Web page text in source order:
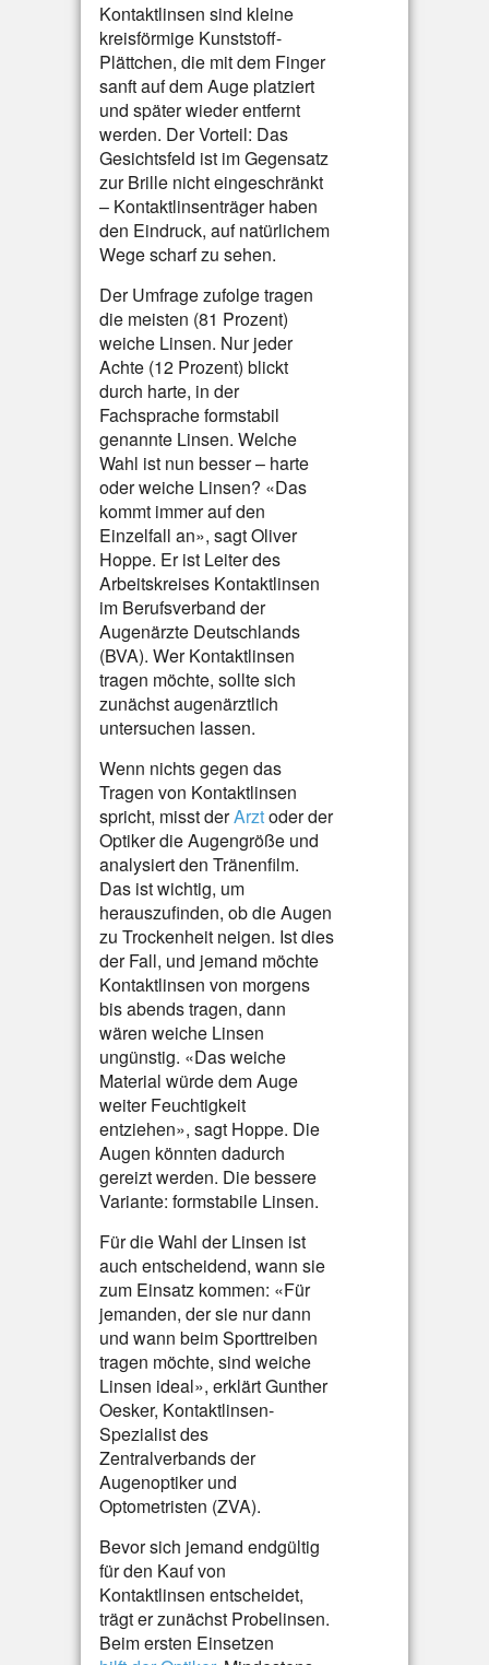
Kontaktlinsen sind kleine
kreisförmige Kunststoff-
Plättchen, die mit dem Finger
sanft auf dem Auge platziert
und später wieder entfernt
werden. Der Vorteil: Das
Gesichtsfeld ist im Gegensatz
zur Brille nicht eingeschränkt
– Kontaktlinsenträger haben
den Eindruck, auf natürlichem
Wege scharf zu sehen.
Der Umfrage zufolge tragen
die meisten (81 Prozent)
weiche Linsen. Nur jeder
Achte (12 Prozent) blickt
durch harte, in der
Fachsprache formstabil
genannte Linsen. Welche
Wahl ist nun besser – harte
oder weiche Linsen? «Das
kommt immer auf den
Einzelfall an», sagt Oliver
Hoppe. Er ist Leiter des
Arbeitskreises Kontaktlinsen
im Berufsverband der
Augenärzte Deutschlands
(BVA). Wer Kontaktlinsen
tragen möchte, sollte sich
zunächst augenärztlich
untersuchen lassen.
Wenn nichts gegen das
Tragen von Kontaktlinsen
spricht, misst derArztoder der
Optiker die Augengröße und
analysiert den Tränenfilm.
Das ist wichtig, um
herauszufinden, ob die Augen
zu Trockenheit neigen. Ist dies
der Fall, und jemand möchte
Kontaktlinsen von morgens
bis abends tragen, dann
wären weiche Linsen
ungünstig. «Das weiche
Material würde dem Auge
weiter Feuchtigkeit
entziehen», sagt Hoppe. Die
Augen könnten dadurch
gereizt werden. Die bessere
Variante: formstabile Linsen.
Für die Wahl der Linsen ist
auch entscheidend, wann sie
zum Einsatz kommen: «Für
jemanden, der sie nur dann
und wann beim Sporttreiben
tragen möchte, sind weiche
Linsen ideal», erklärt Gunther
Oesker, Kontaktlinsen-
Spezialist des
Zentralverbands der
Augenoptiker und
Optometristen (ZVA).
Bevor sich jemand endgültig
für den Kauf von
Kontaktlinsen entscheidet,
trägt er zunächst Probelinsen.
Beim ersten Einsetzen